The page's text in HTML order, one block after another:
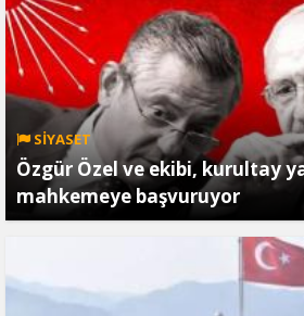
SİYASET
Özgür Özel ve ekibi, kurultay
mahkemeye başvuruyor